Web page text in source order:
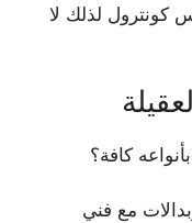
كونترول لذلك لا
كافة؟
مع فني